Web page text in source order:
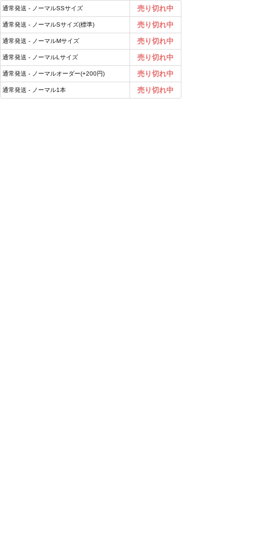
通常発送 - ノーマルSSサイズ 売り切れ中
通常発送 - ノーマルSサイズ(標準) 売り切れ中
通常発送 - ノーマルMサイズ 売り切れ中
通常発送 - ノーマルLサイズ 売り切れ中
通常発送 - ノーマルオーダー(+200円) 売り切れ中
通常発送 - ノーマル1本 売り切れ中